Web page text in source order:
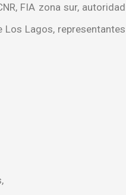
FIA zona sur, autoridad
Lagos, representantes